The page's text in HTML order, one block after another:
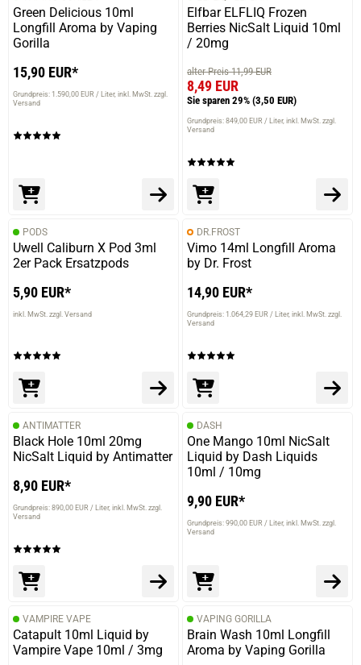
Katharina B.
verifizierter Onlinekauf.
Ein Allday bei uns Zuhause, uns schmeckt es sehr gut, ist
nicht zu süß und nicht zu intensiv einfach perfekt
Harald T.
verifizierter Onlinekauf.
Schmeckt nach wie vor lecker
04.11.2024 — via
Trustedshops.de
verifizierter Onlinekauf.
02.09.2024 — via
Moritz T.
Die Bewertung erfolgte ohne Abgabe eines Kommentars
05.08.2024 — via
Trustedshops.de
Jerome F.
Green Delicious 10ml
Longfill Aroma by Vaping
Gorilla
15,90 EUR*
Grundpreis: 1.590,00 EUR / Liter inkl. MwSt. zzgl.
Versand
Elfbar ELFLIQ Frozen
Berries NicSalt Liquid 10ml
/ 20mg
alter Preis 11,99 EUR
8,49 EUR
Sie sparen 29% (3,50 EUR)
Grundpreis: 849,00 EUR / Liter inkl. MwSt. zzgl.
Versand
PODS
Uwell Caliburn X Pod 3ml
2er Pack Ersatzpods
5,90 EUR*
inkl. MwSt. zzgl. Versand
DR.FROST
Vimo 14ml Longfill Aroma
by Dr. Frost
14,90 EUR*
Grundpreis: 1.064,29 EUR / Liter inkl. MwSt. zzgl.
Versand
ANTIMATTER
Black Hole 10ml 20mg
NicSalt Liquid by Antimatter
8,90 EUR*
Grundpreis: 890,00 EUR / Liter inkl. MwSt. zzgl.
Versand
DASH
One Mango 10ml NicSalt
Liquid by Dash Liquids
10ml / 10mg
9,90 EUR*
Grundpreis: 990,00 EUR / Liter inkl. MwSt. zzgl.
Versand
VAMPIRE VAPE
Catapult 10ml Liquid by
Vampire Vape 10ml / 3mg
VAPING GORILLA
Brain Wash 10ml Longfill
Aroma by Vaping Gorilla